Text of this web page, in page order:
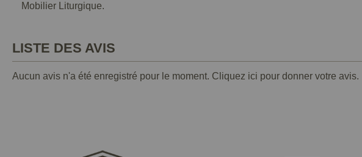
Mobilier Liturgique.
LISTE DES AVIS
Aucun avis n'a été enregistré pour le moment. Cliquez ici pour donner votre avis.